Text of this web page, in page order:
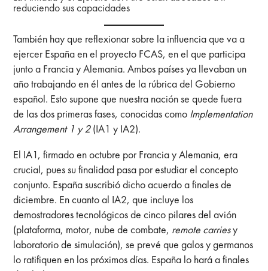
reduciendo sus capacidades
También hay que reflexionar sobre la influencia que va a
ejercer España en el proyecto FCAS, en el que participa
junto a Francia y Alemania. Ambos países ya llevaban un
año trabajando en él antes de la rúbrica del Gobierno
español. Esto supone que nuestra nación se quede fuera
de las dos primeras fases, conocidas como Implementation
Arrangement 1 y 2(IA1 y IA2).
El IA1, firmado en octubre por Francia y Alemania, era
crucial, pues su finalidad pasa por estudiar el concepto
conjunto. España suscribió dicho acuerdo a finales de
diciembre. En cuanto al IA2, que incluye los
demostradores tecnológicos de cinco pilares del avión
(plataforma, motor, nube de combate, remote carriesy
laboratorio de simulación), se prevé que galos y germanos
lo ratifiquen en los próximos días. España lo hará a finales